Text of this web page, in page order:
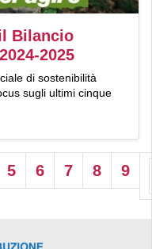
Bilancio
2025
di sostenibilità
sugli ultimi cinque
Pagina 2 di 9
5 6 7 8 9